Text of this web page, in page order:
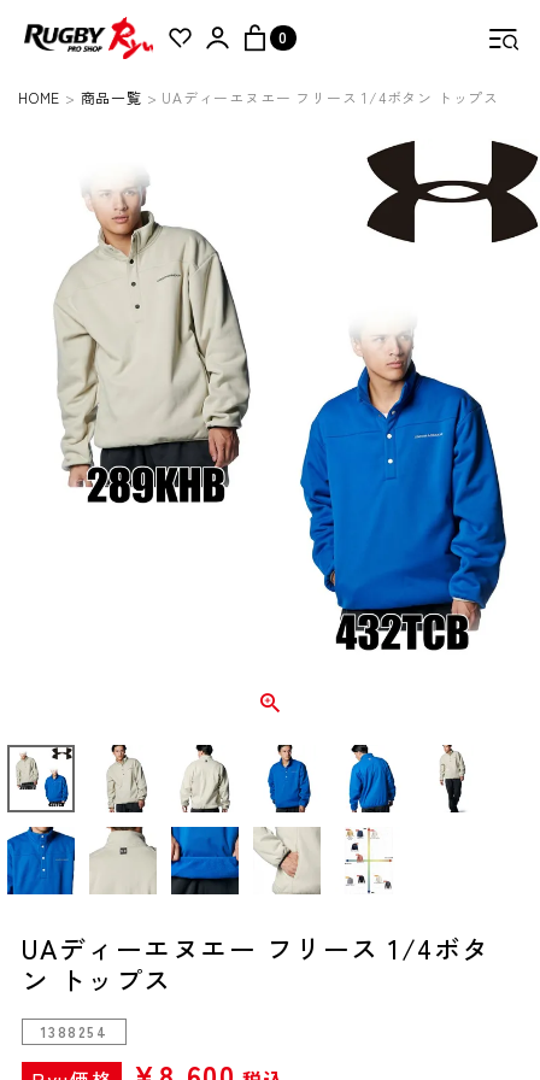
0
HOME 商品一覧 UAディーエヌエー フリース 1/4ボタン トップス
UAディーエヌエー フリース 1/4ボタ
ン トップス
1388254